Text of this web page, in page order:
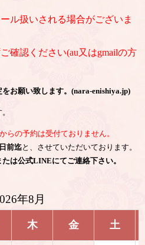
ル扱いされる場合がございま
確認ください(au又はgmailの方
をお願い致します。(nara-enishiya.jp)
らの予約は受付ておりません。
前迄と、させていただいております。
は公式LINEにてご連絡下さい。
年8月
木 金 土